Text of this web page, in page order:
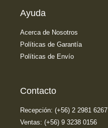
Ayuda
Acerca de Nosotros
Políticas de Garantía
Políticas de Envío
Contacto
Recepción: (+56) 2 2981 6267
Ventas: (+56) 9 3238 0156